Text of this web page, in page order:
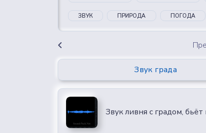
ЗВУК ПРИРОДА ПОГОДА
Звук града
Звук ливня с градом, бьёт